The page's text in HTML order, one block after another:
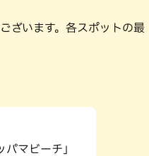
ざいます。各スポットの最
マビーチ」